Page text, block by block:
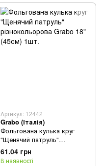
Артикул: 12442
Grabo (Італія)
Фольгована кулька круг
"Щенячий патруль"
різнокольорова Grabo 18"
(45см) 1шт.
61.04 грн
В наявності